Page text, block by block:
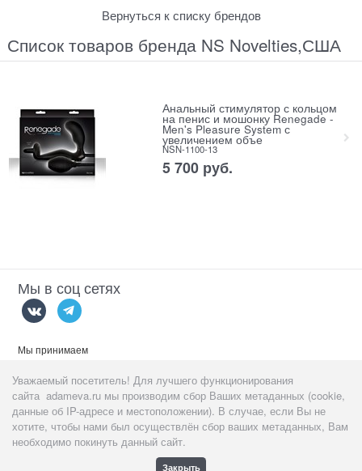
Вернуться к списку брендов
Список товаров бренда NS Novelties,США
Анальный стимулятор с кольцом
на пенис и мошонку Renegade -
Men's Pleasure System с
увеличением объе
NSN-1100-13
5 700 руб.
Мы в соц сетях
Мы принимаем
Данный сайт предназначентолько для пользователей старше 18
лет!
Уважаемый посетитель! Для лучшего функционирования
сайта adameva.ru мы производим сбор Ваших метаданных (cookie,
данные об IP-адресе и местоположении). В случае, если Вы не
хотите, чтобы нами был осуществлён сбор ваших метаданных, Вам
необходимо покинуть данный сайт.
Закрыть